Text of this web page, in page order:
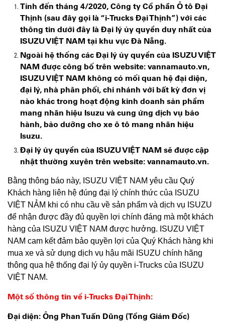
Tính đến tháng 4/2020, Công ty Cổ phần Ô tô Đại
Thịnh (sau đây gọi là “i-Trucks Đại Thịnh”) với các
thông tin dưới đây là Đại lý ủy quyền duy nhất của
ISUZU VIỆT NAM tại khu vực Đà Nẵng.
Ngoài hệ thống các Đại lý ủy quyền của ISUZU VIỆT
NAM được công bố trên website: vannamauto.vn,
ISUZU VIỆT NAM không có mối quan hệ đại diện,
đại lý, nhà phân phối, chi nhánh với bất kỳ đơn vị
nào khác trong hoạt động kinh doanh sản phẩm
mang nhãn hiệu Isuzu và cung ứng dịch vụ bảo
hành, bảo dưỡng cho xe ô tô mang nhãn hiệu
Isuzu.
Đại lý ủy quyền của ISUZU VIỆT NAM sẽ được cập
nhật thường xuyên trên website:vannamauto.vn.
Bằng thông báo này, ISUZU VIỆT NAM yêu cầu Quý
Khách hàng liên hệ đúng đại lý chính thức của ISUZU
VIỆT NẢM khi có nhu cầu về sản phẩm và dịch vụ ISUZU
để nhận được đầy đủ quyền lợi chính đáng mà một khách
hàng của ISUZU VIỆT NAM được hưởng. ISUZU VIỆT
NAM cam kết đảm bảo quyền lợi của Quý Khách hàng khi
mua xe và sử dụng dịch vụ hậu mãi ISUZU chính hãng
thông qua hệ thống đại lý ủy quyền i-Trucks của ISUZU
VIỆT NAM.
Một số thông tin về i-Trucks Đại Thịnh:
Đại diện: Ông Phan Tuấn Dũng (Tổng Giám Đốc)